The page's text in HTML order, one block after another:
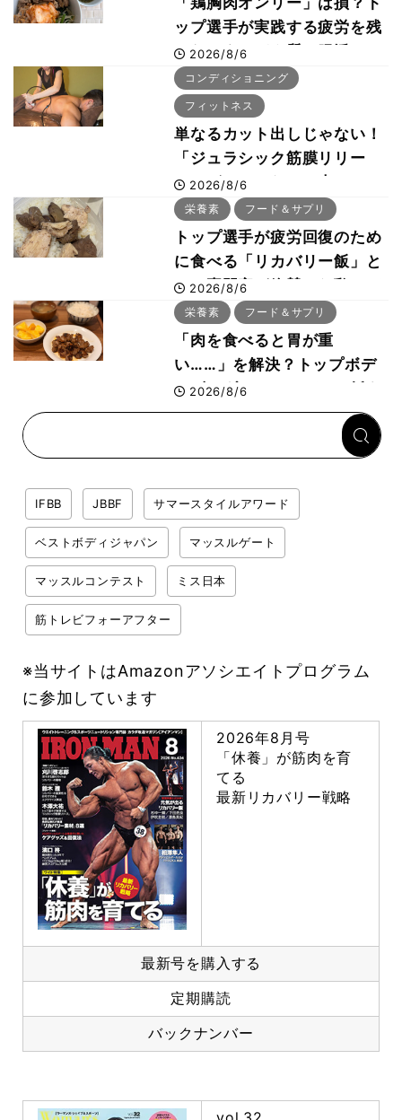
ップ選手が実践する疲労を残
さないタンパク質＆腸活コン
ボ
2026/8/6
コンディショニング
フィットネス
単なるカット出しじゃない！
「ジュラシック筋膜リリー
ス」が口コミだけで大ヒット
した納得の理由 木澤大祐が
解説
2026/8/6
栄養素 フード＆サプリ
トップ選手が疲労回復のため
に食べる「リカバリー飯」と
は？専門家が絶賛した鶏レバ
ー活用法
2026/8/6
栄養素 フード＆サプリ
「肉を食べると胃が重
い……」を解決？トップボデ
ィビルダーのリカバリー飯を
専門家がロジカル解説
2026/8/6
IFBB JBBF サマースタイルアワード
ベストボディジャパン マッスルゲート
マッスルコンテスト ミス日本
筋トレビフォーアフター
※当サイトはAmazonアソシエイトプログラム
に参加しています
2026年8月号
「休養」が筋肉を育
てる
最新リカバリー戦略
最新号を購入する
定期購読
バックナンバー